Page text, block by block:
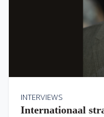
INTERVIEWS
Internationaal